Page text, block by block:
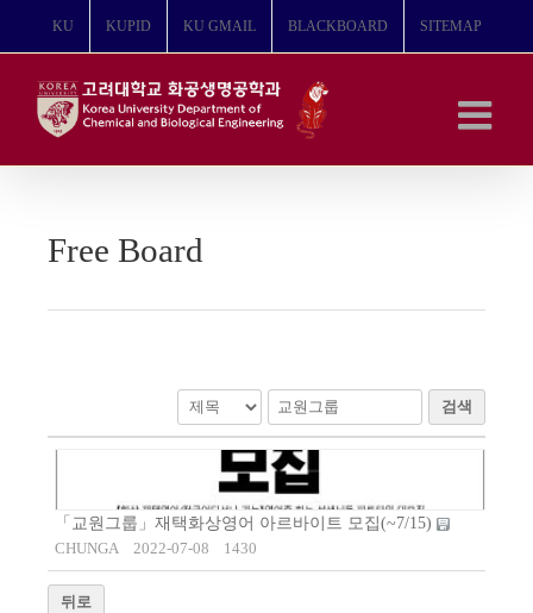
뛰
KU KUPID KU GMAIL BLACKBOARD SITEMAP
Free Board
검색
「교원그룹」재택화상영어 아르바이트 모집(~7/15)
CHUNGA
2022-07-08 1430
뒤로